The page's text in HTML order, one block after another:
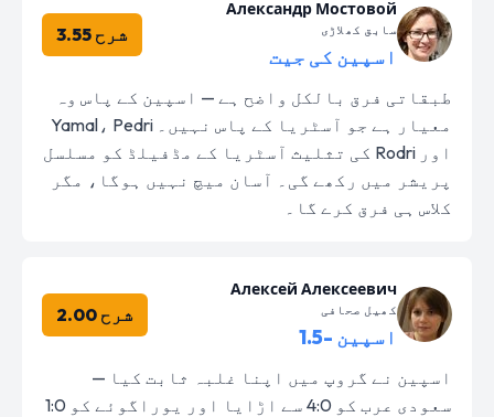
Александр Мостовой
سابق کھلاڑی
اسپین کی جیت
شرح 3.55
طبقاتی فرق بالکل واضح ہے — اسپین کے پاس وہ
معیار ہے جو آسٹریا کے پاس نہیں۔ Yamal، Pedri
اور Rodri کی تثلیث آسٹریا کے مڈفیلڈ کو مسلسل
پریشر میں رکھے گی۔ آسان میچ نہیں ہوگا، مگر
کلاس ہی فرق کرے گا۔
Алексей Алексеевич
کھیل صحافی
اسپین -1.5
شرح 2.00
اسپین نے گروپ میں اپنا غلبہ ثابت کیا —
سعودی عرب کو 4:0 سے اڑایا اور یوراگوئے کو 1:0